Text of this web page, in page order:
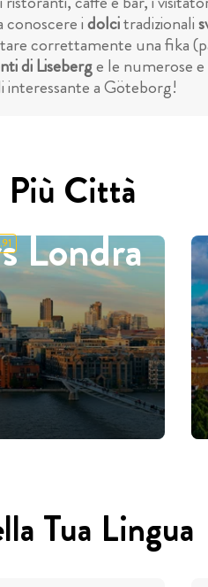
conoscere idolcitradizionali
correttamente una fika
di Liseberge le numerose
interessante a Göteborg!
Più Città
Londra
Tua Lingua